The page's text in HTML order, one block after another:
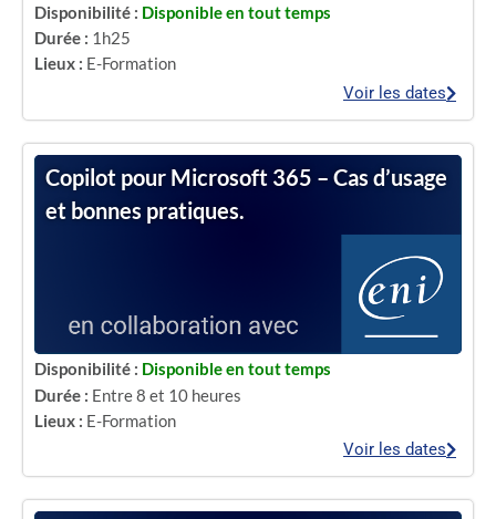
Disponibilité : Disponible en tout temps
Durée : 1h25
Lieux : E-Formation
Voir les dates
Copilot pour Microsoft 365 – Cas d’usage
et bonnes pratiques.
Disponibilité : Disponible en tout temps
Durée : Entre 8 et 10 heures
Lieux : E-Formation
Voir les dates